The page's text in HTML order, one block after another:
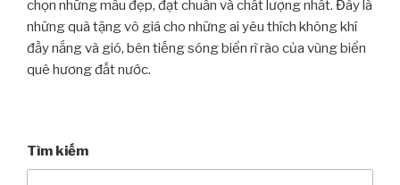
chọn những mẫu đẹp, đạt chuẩn và chất lượng nhất. Đây là
những quà tặng vô giá cho những ai yêu thích không khí
đầy nắng và gió, bên tiếng sóng biển rì rào của vùng biển
quê hương đất nước.
Tìm kiếm